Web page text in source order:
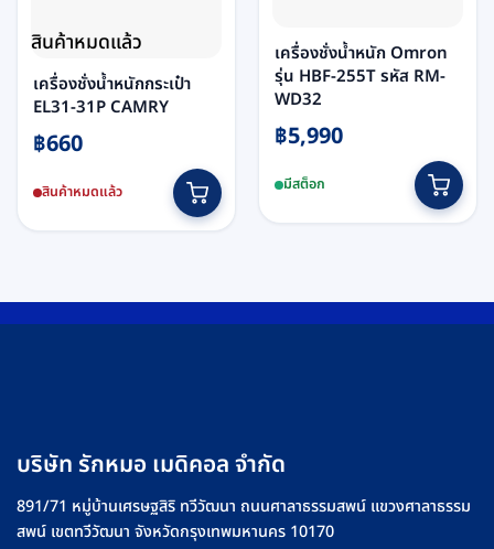
สินค้าหมดแล้ว
เครื่องชั่งน้ำหนักกระเป๋า
EL31-31P CAMRY
฿660
สินค้าหมดแล้ว
เครื่องชั่งน้ำหนัก Omron
รุ่น HBF-255T รหัส RM-
WD32
฿5,990
มีสต็อก
บริษัท รักหมอ เมดิคอล จำกัด
891/71 หมู่บ้านเศรษฐสิริ ทวีวัฒนา ถนนศาลาธรรมสพน์ แขวงศาลาธรรม
สพน์ เขตทวีวัฒนา จังหวัดกรุงเทพมหานคร 10170